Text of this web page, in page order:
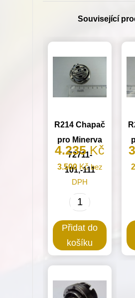
Související
R214 Chapač
pro Minerva
72711-
101,-111
4.235Kč
3.500 Kčbez
DPH
R214
pro
Minerva
množství
Přidat do
košíku